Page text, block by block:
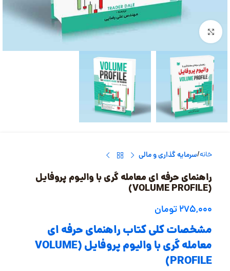
بزرگنمایی تصویر
خانه سرمایه گذاری و مالی
راهنمای حرفه ای معامله گری با والیوم پروفایل
(VOLUME PROFILE)
۲۷۵,۰۰۰تومان
مشخصات کلی کتاب راهنمای حرفه ای
معامله گری با والیوم پروفایل (VOLUME
PROFILE)